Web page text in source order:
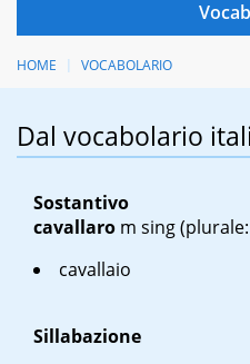
HOME VOCABOLARIO
Dal vocabolario
Sostantivo
cavallaro m sing
cavallaio
Sillabazione